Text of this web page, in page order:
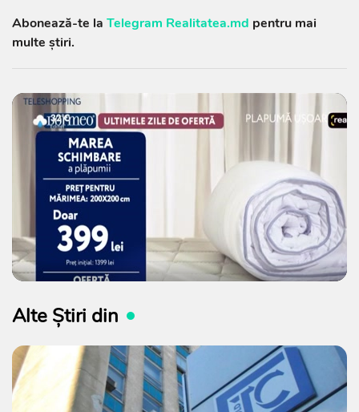
Abonează-te la Telegram Realitatea.md pentru mai
multe știri.
Alte Știri din